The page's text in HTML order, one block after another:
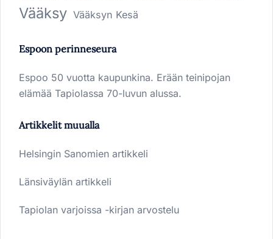
Vääksy Vääksyn Kesä
Espoon perinneseura
Espoo 50 vuotta kaupunkina. Erään teinipojan
elämää Tapiolassa 70-luvun alussa.
Artikkelit muualla
Helsingin Sanomien artikkeli
Länsiväylän artikkeli
Tapiolan varjoissa -kirjan arvostelu